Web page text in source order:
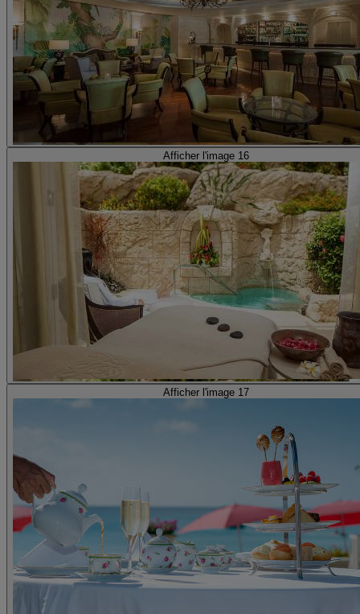
Afficher l'image 16
Afficher l'image 17